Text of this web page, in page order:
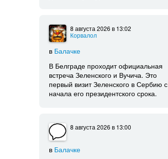
8 августа 2026в 13:02
Корвалол
в Балачке
В Белграде проходит официальная
встреча Зеленского и Вучича. Это
первый визит Зеленского в Сербию с
начала его президентского срока.
8 августа 2026в 13:00
в Балачке